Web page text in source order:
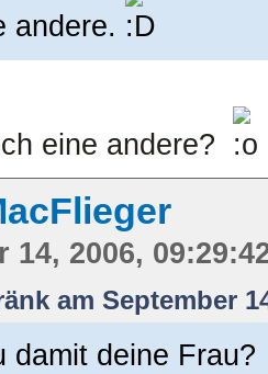
andere.
eine andere?
14, 2006,
am September
damit deine Frau?